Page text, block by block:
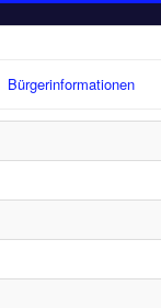
Bürgerinformationen